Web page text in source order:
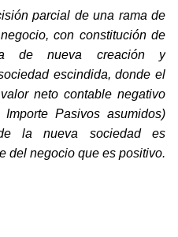
parcial de una rama de
con constitución de
de nueva creación y
escindida, donde el
neto contable negativo
Pasivos asumidos)
la nueva sociedad es
del negocio que es positivo.